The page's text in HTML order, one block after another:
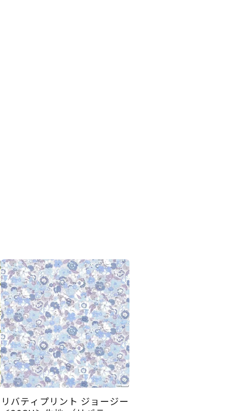
リバティプリント ジョージー